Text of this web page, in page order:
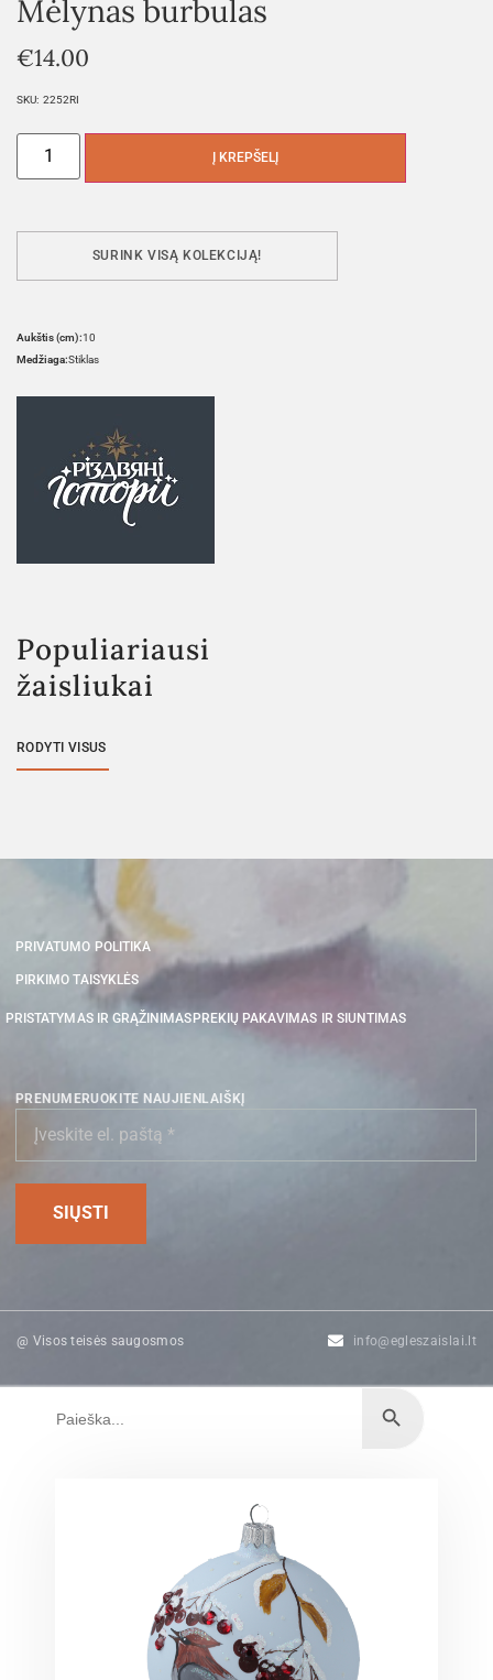
Mėlynas burbulas
€14.00
SKU: 2252RI
Į KREPŠELĮ
SURINK VISĄ KOLEKCIJĄ!
Aukštis (cm):10
Medžiaga:Stiklas
Populiariausi
žaisliukai
RODYTI VISUS
PRIVATUMO POLITIKA
PIRKIMO TAISYKLĖS
PRISTATYMAS IR GRĄŽINIMAS PREKIŲ PAKAVIMAS IR SIUNTIMAS
PRENUMERUOKITE NAUJIENLAIŠKĮ
@ Visos teisės saugosmos info@egleszaislai.lt